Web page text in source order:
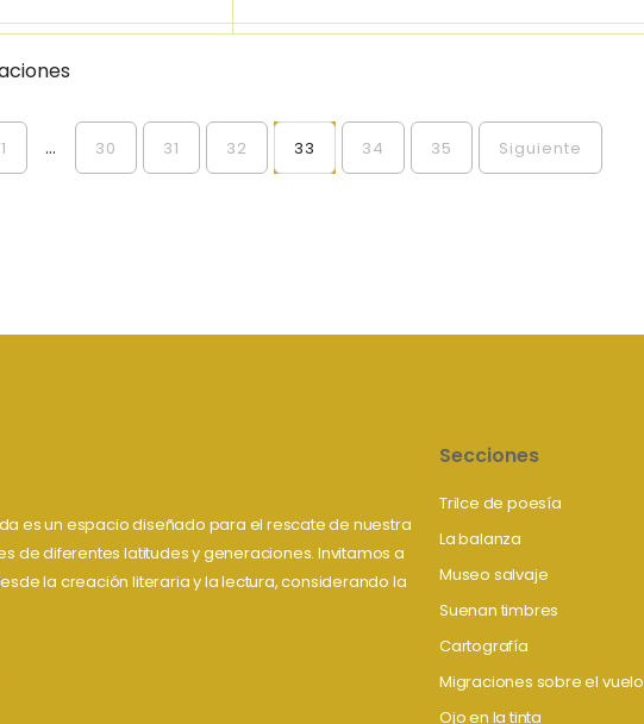
1 ... 30 31 32 33 34 35 Siguiente
es un espacio diseñado para el rescate de nuestra
de diferentes latitudes y generaciones. Invitamos a
la creación literaria y la lectura, considerando la
Secciones
Trilce de poesía
La balanza
Museo salvaje
Suenan timbres
Cartografía
Migraciones sobre el vuelo
Ojo en la tinta